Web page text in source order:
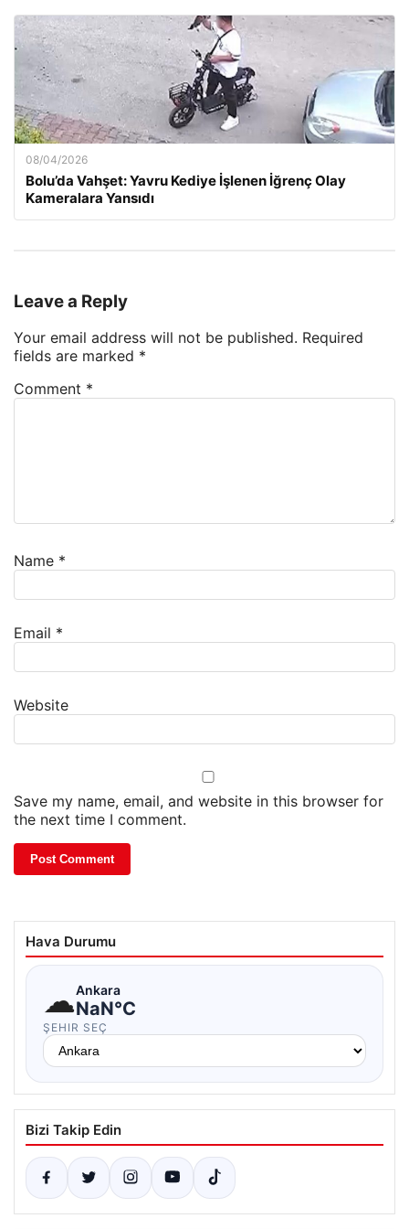
08/04/2026
Bolu’da Vahşet: Yavru Kediye İşlenen İğrenç Olay
Kameralara Yansıdı
Leave a Reply
Your email address will not be published. Required
fields are marked *
Comment *
Name *
Email *
Website
Save my name, email, and website in this browser for
the next time I comment.
Hava Durumu
☁Ankara
NaN°C
ŞEHIR SEÇ
Bizi Takip Edin